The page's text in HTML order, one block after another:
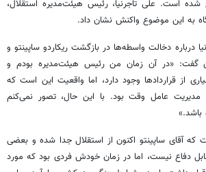
شده است. علی تاجرنیا، رئیس هیئت‌مدیره استقلال،
به این موضوع واکنش نشان داد.
درباره دخالت واسطه‌ها در بازگشت ریکاردو ساپینتو و
گفت: «در آن زمان من رئیس هیئت‌مدیره بودم و
از قراردادها وجود دارد، اما واقعیت این است که
مدیریت عامل وقت بود. با این حال، تصور نمی‌کنم
آقای ساپینتو اکنون از استقلال جدا شده و بعضی
دفاع نیست، اما در زمان خودش فردی بود که مورد